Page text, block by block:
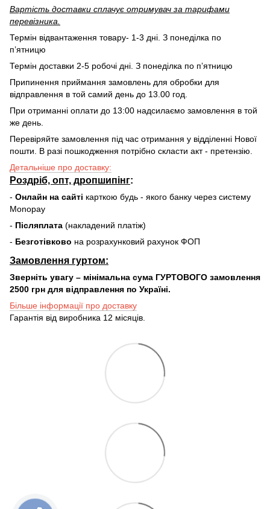
Вартість доставки cплачує отримувач за тарифами
перевізника.
Термін відвантаження товару- 1-3 дні. З понеділка по
пʼятницю
Термін доставки 2-5 робочі дні. З понеділка по пʼятницю
Припинення приймання замовлень для обробки для
відправлення в той самий день до 13.00 год.
При отриманні оплати до 13:00 надсилаємо замовлення в той
же день.
Перевіряйте замовлення під час отримання у відділенні Нової
пошти. В разі пошкодження потрібно скласти акт - претензію.
Детальніше про доставку:
Роздріб, опт, дропшипінг:
- Онлайн на сайті карткою будь - якого банку через систему
Monopay
- Післяплата (накладений платіж)
- Безготівково на розрахунковий рахунок ФОП
Замовлення гуртом:
Зверніть увагу – мінімальна сума ГУРТОВОГО замовлення
2500 грн для відправлення по Україні.
Більше інформації про доставку
Гарантія від виробника 12 місяців.